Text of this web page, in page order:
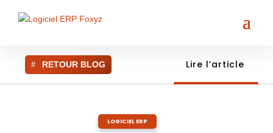
RETOUR BLOG Lire l’article
LOGICIEL ERP